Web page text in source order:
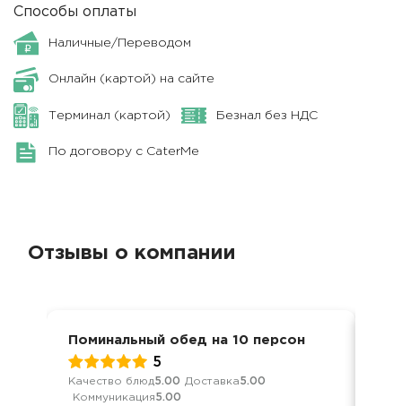
Способы оплаты
Наличные/Переводом
Онлайн (картой) на сайте
Терминал (картой) Безнал без НДС
По договору с CaterMe
Отзывы о компании
Поминальный обед на 10 персон
5
Качество блюд5.00 Доставка5.00
Коммуникация5.00